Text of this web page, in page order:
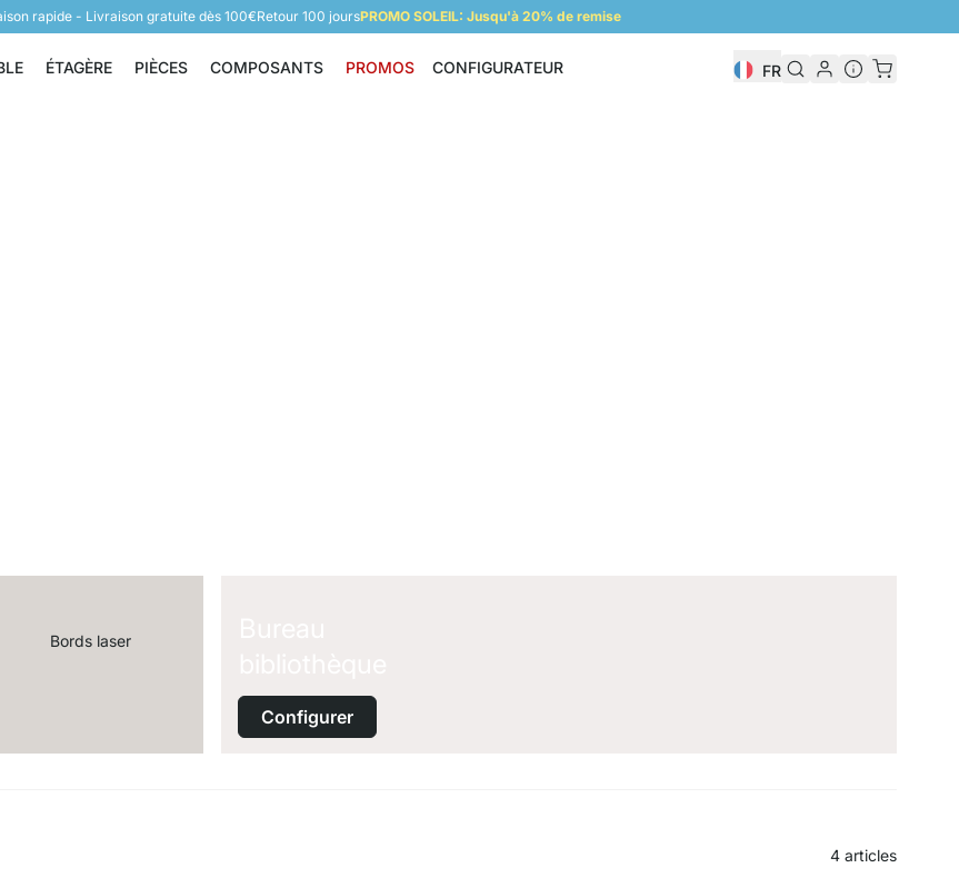
rapide - Livraison gratuite dès 100€Retour 100 joursPROMO SOLEIL: Jusqu'à 20% de remise
Étagère modulable
ÉTAGÈRE
Étagère
PIÈCES
Pièces
COMPOSANTS
Composants
PROMOS CONFIGURATEUR FR
Bords laser
Configurer
4 articles